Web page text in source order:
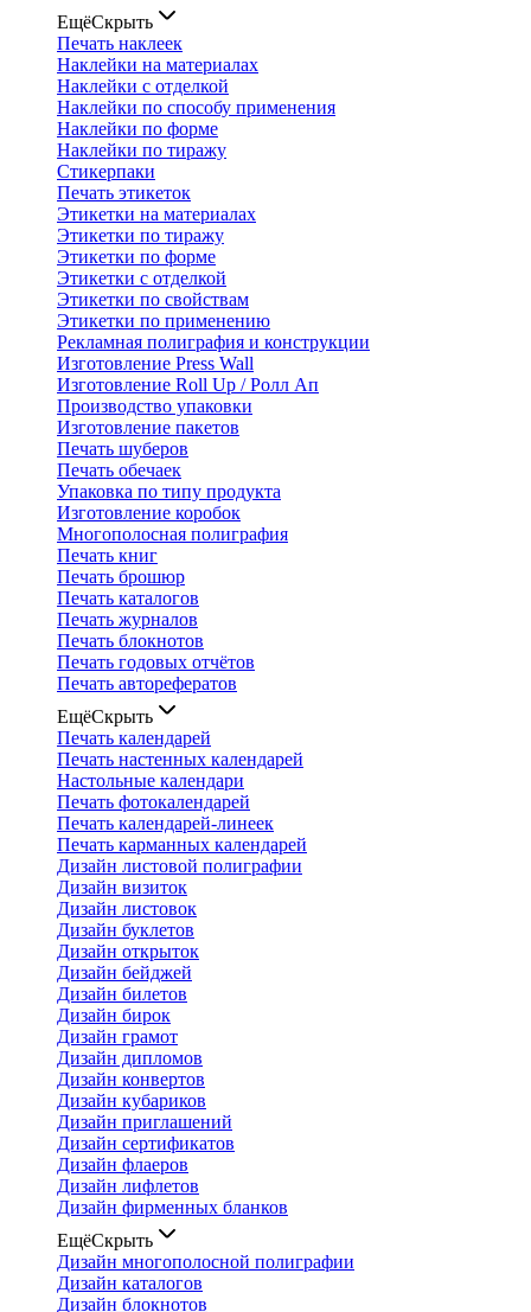
ЕщёСкрыть
Печать наклеек
Наклейки на материалах
Наклейки с отделкой
Наклейки по способу применения
Наклейки по форме
Наклейки по тиражу
Стикерпаки
Печать этикеток
Этикетки на материалах
Этикетки по тиражу
Этикетки по форме
Этикетки с отделкой
Этикетки по свойствам
Этикетки по применению
Рекламная полиграфия и конструкции
Изготовление Press Wall
Изготовление Roll Up / Ролл Ап
Производство упаковки
Изготовление пакетов
Печать шуберов
Печать обечаек
Упаковка по типу продукта
Изготовление коробок
Многополосная полиграфия
Печать книг
Печать брошюр
Печать каталогов
Печать журналов
Печать блокнотов
Печать годовых отчётов
Печать авторефератов
ЕщёСкрыть
Печать календарей
Печать настенных календарей
Настольные календари
Печать фотокалендарей
Печать календарей-линеек
Печать карманных календарей
Дизайн листовой полиграфии
Дизайн визиток
Дизайн листовок
Дизайн буклетов
Дизайн открыток
Дизайн бейджей
Дизайн билетов
Дизайн бирок
Дизайн грамот
Дизайн дипломов
Дизайн конвертов
Дизайн кубариков
Дизайн приглашений
Дизайн сертификатов
Дизайн флаеров
Дизайн лифлетов
Дизайн фирменных бланков
ЕщёСкрыть
Дизайн многополосной полиграфии
Дизайн каталогов
Дизайн блокнотов